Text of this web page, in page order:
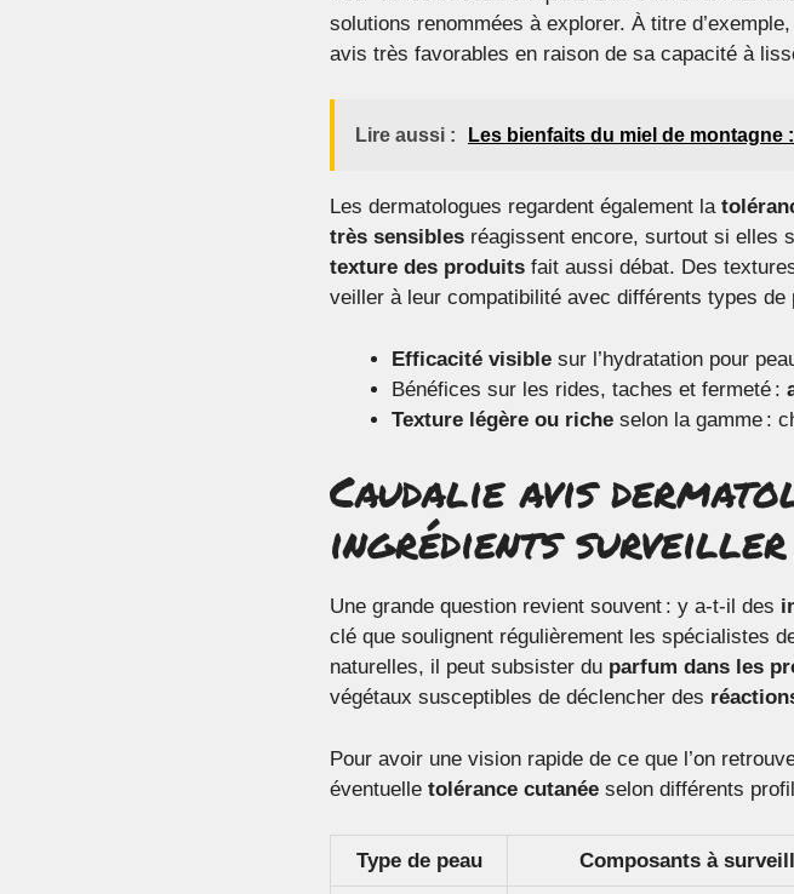
solutions renommées à explorer. À titre
avis très favorables en raison de sa capacité à
Lire aussi : Les bienfaits du miel de montagne
Les dermatologues regardent également la
très sensibles réagissent encore, surtout si elles
texture des produits fait aussi débat. Des
veiller à leur compatibilité avec différents types
Efficacité visible sur l’hydratation pour
Bénéfices sur les rides, taches et fermeté :
Texture légère ou riche selon la gamme :
Caudalie avis
ingrédients surveiller
Une grande question revient souvent : y a-t-il des
clé que soulignent régulièrement les spécialistes
naturelles, il peut subsister du parfum dans les
végétaux susceptibles de déclencher des
Pour avoir une vision rapide de ce que l’on
éventuelle tolérance cutanée selon différents
Type de peau Composants à